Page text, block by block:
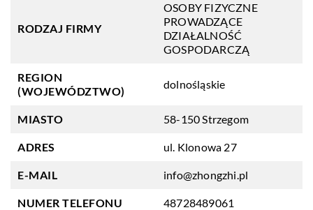
RODZAJ FIRMY
OSOBY FIZYCZNE
PROWADZĄCE
DZIAŁALNOŚĆ
GOSPODARCZĄ
REGION
(WOJEWÓDZTWO)
dolnośląskie
MIASTO 58-150 Strzegom
ADRES ul. Klonowa 27
E-MAIL info@zhongzhi.pl
NUMER TELEFONU 48728489061